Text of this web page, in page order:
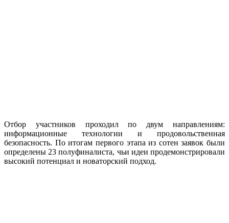
Отбор участников проходил по двум направлениям:
информационные технологии и продовольственная
безопасность. По итогам первого этапа из сотен заявок были
определены 23 полуфиналиста, чьи идеи продемонстрировали
высокий потенциал и новаторский подход.